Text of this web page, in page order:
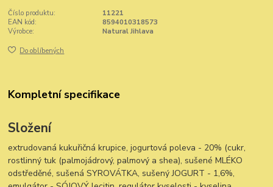
Číslo produktu:
11221
EAN kód:
8594010318573
Výrobce:
Natural Jihlava
Do oblíbených
Kompletní specifikace
Složení
extrudovaná kukuřičná krupice, jogurtová poleva - 20% (cukr,
rostlinný tuk (palmojádrový, palmový a shea), sušené MLÉKO
odstředěné, sušená SYROVÁTKA, sušený JOGURT - 1,6%,